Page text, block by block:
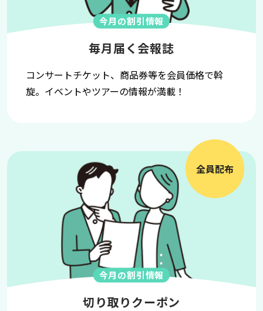
今月の割引情報
毎月届く会報誌
コンサートチケット、商品券等を会員価格で斡
旋。イベントやツアーの情報が満載！
全員配布
今月の割引情報
切り取りクーポン